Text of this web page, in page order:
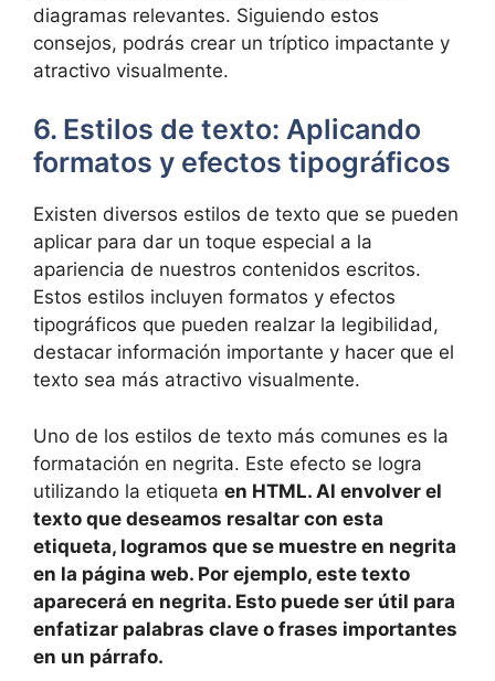
diagramas relevantes. Siguiendo estos
consejos, podrás crear un tríptico impactante y
atractivo visualmente.
6. Estilos de texto: Aplicando
formatos y efectos tipográficos
Existen diversos estilos de texto que se pueden
aplicar para dar un toque especial a la
apariencia de nuestros contenidos escritos.
Estos estilos incluyen formatos y efectos
tipográficos que pueden realzar la legibilidad,
destacar información importante y hacer que el
texto sea más atractivo visualmente.
Uno de los estilos de texto más comunes es la
formatación en negrita. Este efecto se logra
utilizando la etiqueta en HTML. Al envolver el
texto que deseamos resaltar con esta
etiqueta, logramos que se muestre en negrita
en la página web. Por ejemplo, este texto
aparecerá en negrita. Esto puede ser útil para
enfatizar palabras clave o frases importantes
en un párrafo.